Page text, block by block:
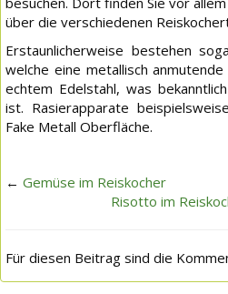
über die verschiedenen
Erstaunlicherweise bestehen
welche eine metallisch
echtem Edelstahl, was
ist. Rasierapparate
Fake Metall Oberfläche.
← Gemüse im Reiskocher
Risotto im
Für diesen Beitrag sind die